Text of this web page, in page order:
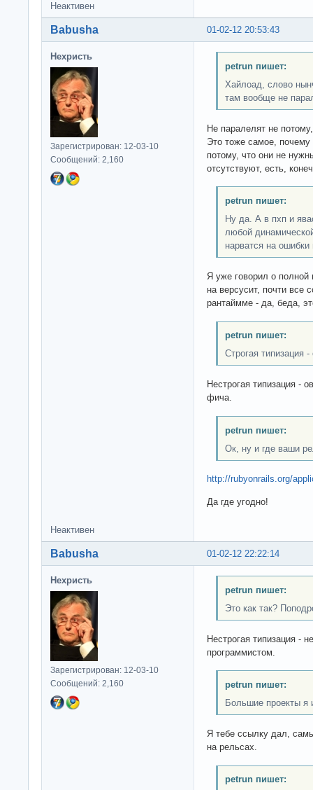
Неактивен
01-02-12 20:53:43
Babusha
Нехристь
Зарегистрирован: 12-03-10
Сообщений: 2,160
petrun пишет:
Хайлоад, слово
там вообще не
Не паралелят не
Это тоже самое, почему
потому, что они не
отсутствуют, есть,
petrun пишет:
Ну да. А в пхп и
любой
нарватся на ошибки
Я уже говорил о полной
на версусит, почти все
рантаймме - да, беда,
petrun пишет:
Строгая типизация
Нестрогая типизация -
фича.
petrun пишет:
Ок, ну и где ваши
http://rubyonrails.org/
Да где угодно!
Неактивен
01-02-12 22:22:14
Babusha
Нехристь
Зарегистрирован: 12-03-10
Сообщений: 2,160
petrun пишет:
Это как так?
Нестрогая типизация -
программистом.
petrun пишет:
Большие проекты
Я тебе ссылку дал,
на рельсах.
petrun пишет: